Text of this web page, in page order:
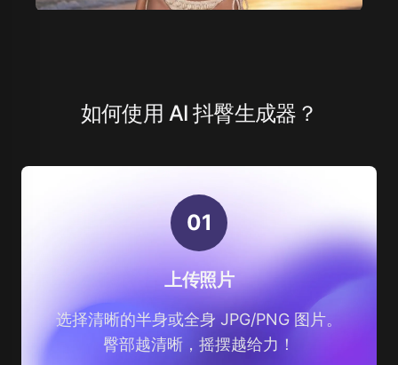
如何使用 AI 抖臀生成器？
01
上传照片
选择清晰的半身或全身 JPG/PNG 图片。
臀部越清晰，摇摆越给力！